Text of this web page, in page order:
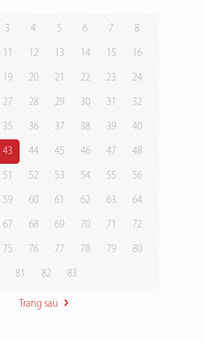
3 4 5 6 7 8
11 12 13 14 15 16
19 20 21 22 23 24
27 28 29 30 31 32
35 36 37 38 39 40
43 44 45 46 47 48
51 52 53 54 55 56
59 60 61 62 63 64
67 68 69 70 71 72
75 76 77 78 79 80
81 82 83
Trang sau